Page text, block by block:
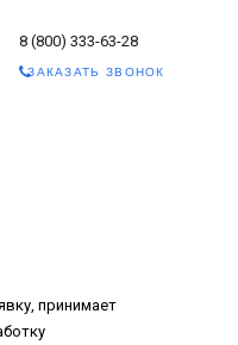
8 (800) 333-63-28
ЗАКАЗАТЬ ЗВОНОК
принимает